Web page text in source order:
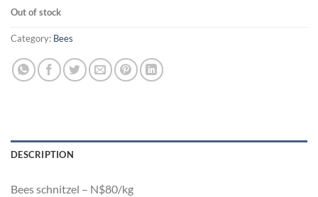
Out of stock
Category: Bees
DESCRIPTION
Bees schnitzel – N$80/kg